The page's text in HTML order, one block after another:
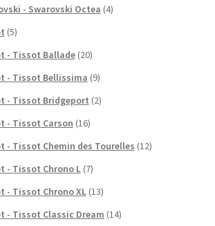
- Swarovski Octea (4)
(5)
- Tissot Ballade (20)
- Tissot Bellissima (9)
- Tissot Bridgeport (2)
- Tissot Carson (16)
- Tissot Chemin des Tourelles (12)
- Tissot Chrono L (7)
- Tissot Chrono XL (13)
- Tissot Classic Dream (14)